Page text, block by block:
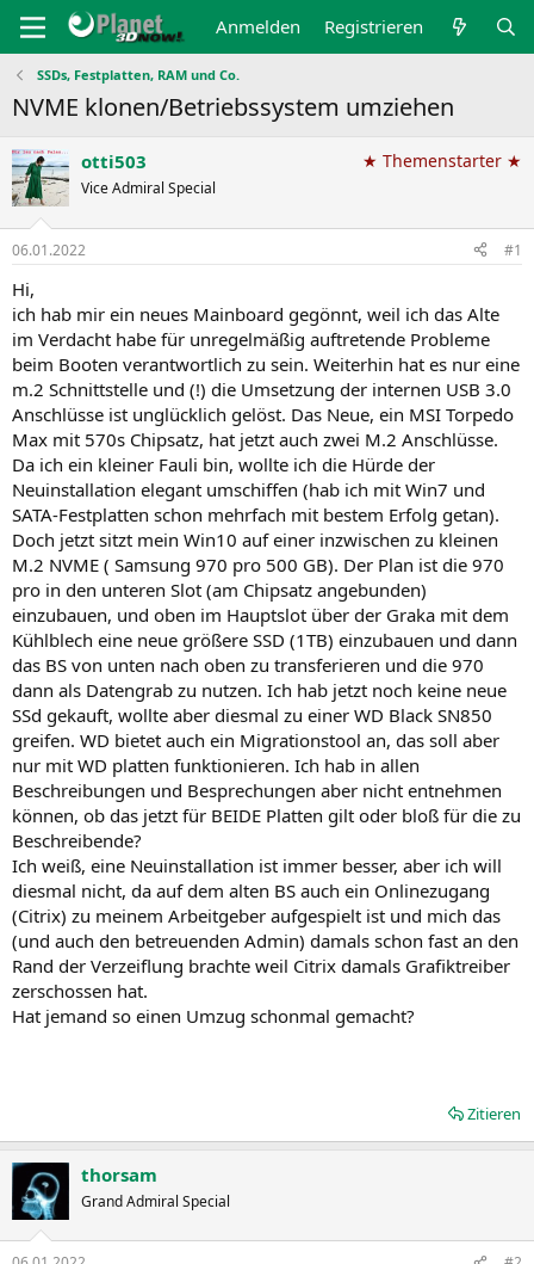
Anmelden Registrieren
SSDs, Festplatten, RAM und Co.
NVME klonen/Betriebssystem umziehen
otti503
Vice Admiral Special
★ Themenstarter ★
06.01.2022 #1
Hi,
ich hab mir ein neues Mainboard gegönnt, weil ich das Alte
im Verdacht habe für unregelmäßig auftretende Probleme
beim Booten verantwortlich zu sein. Weiterhin hat es nur eine
m.2 Schnittstelle und (!) die Umsetzung der internen USB 3.0
Anschlüsse ist unglücklich gelöst. Das Neue, ein MSI Torpedo
Max mit 570s Chipsatz, hat jetzt auch zwei M.2 Anschlüsse.
Da ich ein kleiner Fauli bin, wollte ich die Hürde der
Neuinstallation elegant umschiffen (hab ich mit Win7 und
SATA-Festplatten schon mehrfach mit bestem Erfolg getan).
Doch jetzt sitzt mein Win10 auf einer inzwischen zu kleinen
M.2 NVME ( Samsung 970 pro 500 GB). Der Plan ist die 970
pro in den unteren Slot (am Chipsatz angebunden)
einzubauen, und oben im Hauptslot über der Graka mit dem
Kühlblech eine neue größere SSD (1TB) einzubauen und dann
das BS von unten nach oben zu transferieren und die 970
dann als Datengrab zu nutzen. Ich hab jetzt noch keine neue
SSd gekauft, wollte aber diesmal zu einer WD Black SN850
greifen. WD bietet auch ein Migrationstool an, das soll aber
nur mit WD platten funktionieren. Ich hab in allen
Beschreibungen und Besprechungen aber nicht entnehmen
können, ob das jetzt für BEIDE Platten gilt oder bloß für die zu
Beschreibende?
Ich weiß, eine Neuinstallation ist immer besser, aber ich will
diesmal nicht, da auf dem alten BS auch ein Onlinezugang
(Citrix) zu meinem Arbeitgeber aufgespielt ist und mich das
(und auch den betreuenden Admin) damals schon fast an den
Rand der Verzeiflung brachte weil Citrix damals Grafiktreiber
zerschossen hat.
Hat jemand so einen Umzug schonmal gemacht?
Zitieren
thorsam
Grand Admiral Special